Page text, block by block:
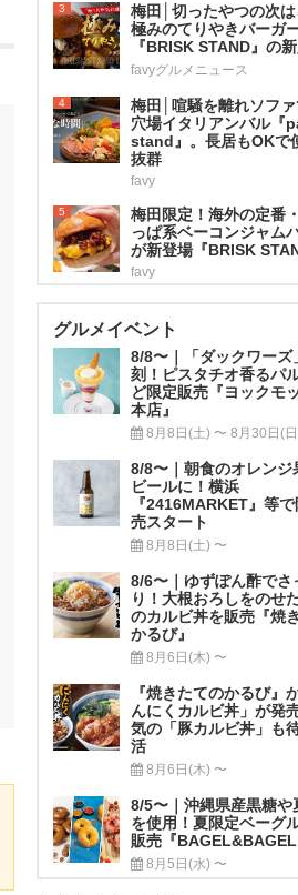
3
梅田│切ったやつの次は
極みのてりやきバーガ
『BRISK STAND』の新
favyグルメニュース
4
梅田│喧騒を離れソフ
穴場イタリアンバル『
stand』。長居もOKで
抜群
favy
5
梅田限定！海外の定番
っぱ系ベーコンジャム
が新登場『BRISK
favy
グルメイベント
8/8〜｜「ダックワーズ
刻！ピスタチオ香るパ
ど限定販売『ヨックモ
本店』
8月8日(土) 〜 8月30日(
8/8〜｜朝食のオレンジ
ビールに！横浜
『2416MARKET』等
売スタート
8月8日(土) 〜
8/6〜｜ゆずぽん酢でさ
り！大根おろしをのせ
のカルビ丼を販売『焼
かるび』
8月6日(木) 〜
『焼きたてのかるび』
んにくカルビ丼」が発
気の「豚カルビ丼」も
活
8月6日(木) 〜
8/5〜｜沖縄県産黒糖や
を使用！夏限定ベーグ
販売『BAGEL&BAGEL
8月5日(水) 〜